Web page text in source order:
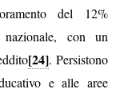
del 12%
nazionale, con un
[24]. Persistono
e alle aree